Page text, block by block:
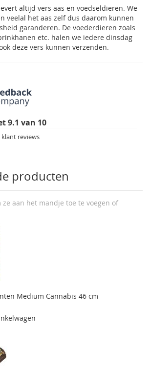
altijd vers aas en voedseldieren. We
veelal het aas zelf dus daarom kunnen
garanderen. De voederdieren zoals
etc. halen we iedere dinsdag
deze vers kunnen verzenden.
9.1 van 10
klant reviews
producten
ze aan het mandje toe te voegen of
Medium Cannabis 46 cm